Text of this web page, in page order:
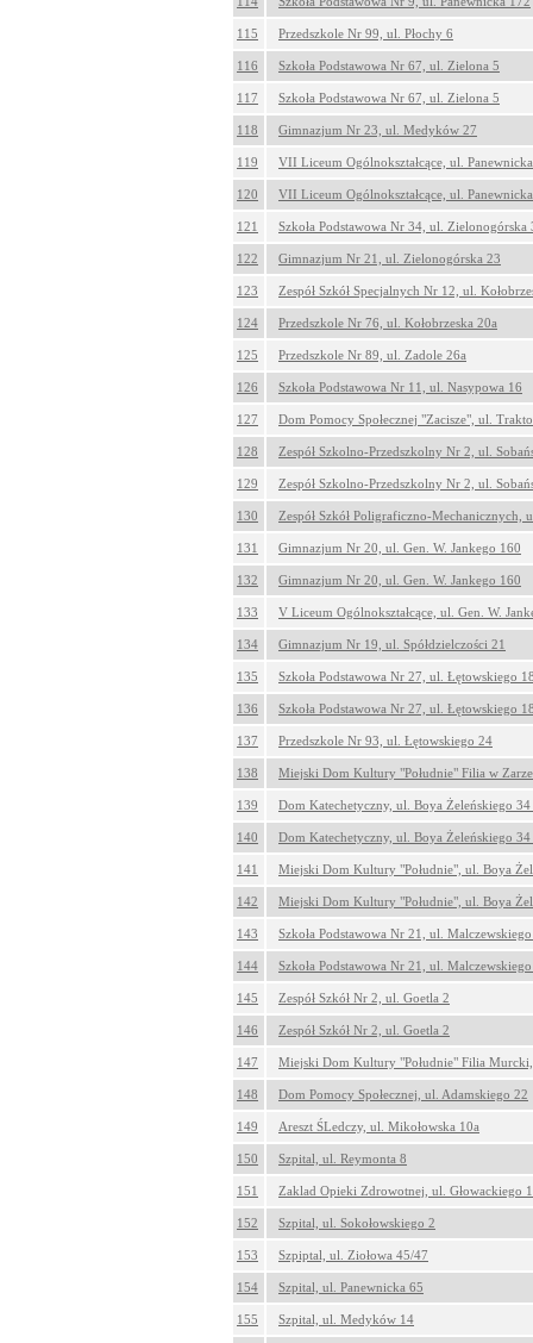
115 Przedszkole Nr 99, ul. Płochy 6
116 Szkoła Podstawowa Nr 67, ul. Zielona 5
117 Szkoła Podstawowa Nr 67, ul. Zielona 5
118 Gimnazjum Nr 23, ul. Medyków 27
119 VII Liceum Ogólnokształcące, ul.
120 VII Liceum Ogólnokształcące, ul.
121 Szkoła Podstawowa Nr 34, ul. Zielonogórska
122 Gimnazjum Nr 21, ul. Zielonogórska 23
123 Zespół Szkół Specjalnych Nr 12, ul.
124 Przedszkole Nr 76, ul. Kołobrzeska 20a
125 Przedszkole Nr 89, ul. Zadole 26a
126 Szkoła Podstawowa Nr 11, ul. Nasypowa 16
127 Dom Pomocy Społecznej "Zacisze", ul.
128 Zespół Szkolno-Przedszkolny Nr 2, ul.
129 Zespół Szkolno-Przedszkolny Nr 2, ul.
130 Zespół Szkół Poligraficzno-
131 Gimnazjum Nr 20, ul. Gen. W. Jankego 160
132 Gimnazjum Nr 20, ul. Gen. W. Jankego 160
133 V Liceum Ogólnokształcące, ul. Gen. W.
134 Gimnazjum Nr 19, ul. Spółdzielczości 21
135 Szkoła Podstawowa Nr 27, ul. Łętowskiego
136 Szkoła Podstawowa Nr 27, ul. Łętowskiego
137 Przedszkole Nr 93, ul. Łętowskiego 24
138 Miejski Dom Kultury "Południe" Filia w
139 Dom Katechetyczny, ul. Boya Żeleńskiego
140 Dom Katechetyczny, ul. Boya Żeleńskiego
141 Miejski Dom Kultury "Południe", ul. Boya
142 Miejski Dom Kultury "Południe", ul. Boya
143 Szkoła Podstawowa Nr 21, ul.
144 Szkoła Podstawowa Nr 21, ul.
145 Zespół Szkół Nr 2, ul. Goetla 2
146 Zespół Szkół Nr 2, ul. Goetla 2
147 Miejski Dom Kultury "Południe" Filia
148 Dom Pomocy Społecznej, ul. Adamskiego 22
149 Areszt ŚLedczy, ul. Mikołowska 10a
150 Szpital, ul. Reymonta 8
151 Zaklad Opieki Zdrowotnej, ul. Głowackiego
152 Szpital, ul. Sokołowskiego 2
153 Szpiptal, ul. Ziołowa 45/47
154 Szpital, ul. Panewnicka 65
155 Szpital, ul. Medyków 14